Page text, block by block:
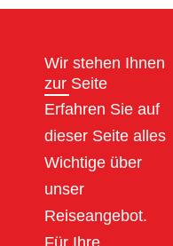
Wir stehen Ihnen
zur Seite
Erfahren Sie auf
dieser Seite alles
Wichtige über
unser
Reiseangebot.
Für Ihre